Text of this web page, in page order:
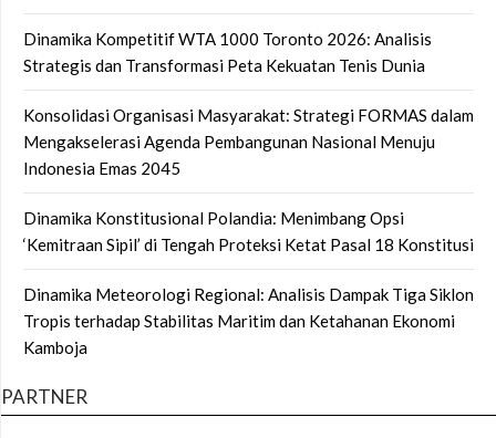
Dinamika Kompetitif WTA 1000 Toronto 2026: Analisis
Strategis dan Transformasi Peta Kekuatan Tenis Dunia
Konsolidasi Organisasi Masyarakat: Strategi FORMAS dalam
Mengakselerasi Agenda Pembangunan Nasional Menuju
Indonesia Emas 2045
Dinamika Konstitusional Polandia: Menimbang Opsi
‘Kemitraan Sipil’ di Tengah Proteksi Ketat Pasal 18 Konstitusi
Dinamika Meteorologi Regional: Analisis Dampak Tiga Siklon
Tropis terhadap Stabilitas Maritim dan Ketahanan Ekonomi
Kamboja
PARTNER